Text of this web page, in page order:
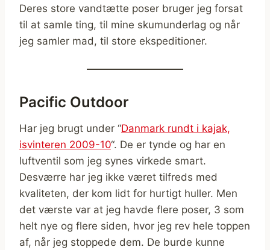
Deres store vandtætte poser bruger jeg forsat
til at samle ting, til mine skumunderlag og når
jeg samler mad, til store ekspeditioner.
Pacific Outdoor
Har jeg brugt under “Danmark rundt i kajak,
isvinteren 2009-10“. De er tynde og har en
luftventil som jeg synes virkede smart.
Desværre har jeg ikke været tilfreds med
kvaliteten, der kom lidt for hurtigt huller. Men
det værste var at jeg havde flere poser, 3 som
helt nye og flere siden, hvor jeg rev hele toppen
af, når jeg stoppede dem. De burde kunne